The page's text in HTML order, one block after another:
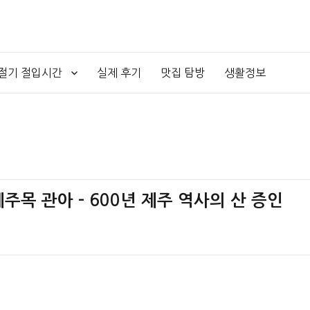
기 절입시간 실제 후기 맛집 탐방 생활정보
목 관아 – 600년 제주 역사의 산 증인